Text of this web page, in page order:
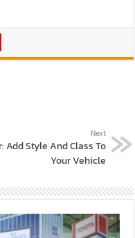
Next
Add Style And Class To
Your Vehicle